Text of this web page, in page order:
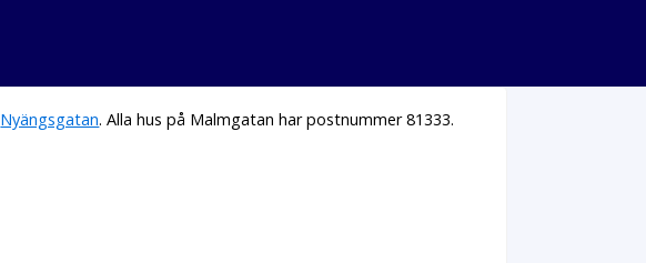
Nyängsgatan. Alla hus på Malmgatan har postnummer 81333.